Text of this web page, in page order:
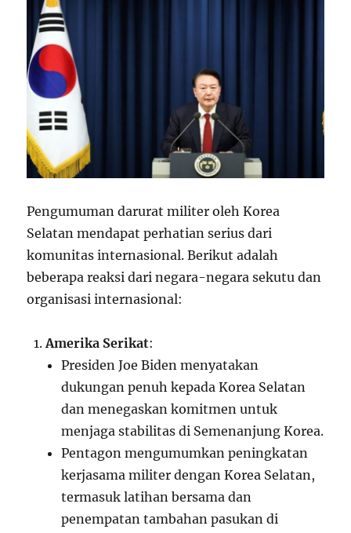
Pengumuman darurat militer oleh Korea
Selatan mendapat perhatian serius dari
komunitas internasional. Berikut adalah
beberapa reaksi dari negara-negara sekutu dan
organisasi internasional:
Amerika Serikat:
Presiden Joe Biden menyatakan
dukungan penuh kepada Korea Selatan
dan menegaskan komitmen untuk
menjaga stabilitas di Semenanjung Korea.
Pentagon mengumumkan peningkatan
kerjasama militer dengan Korea Selatan,
termasuk latihan bersama dan
penempatan tambahan pasukan di